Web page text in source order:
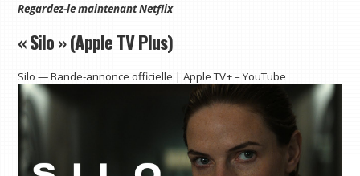
Regardez-le maintenantNetflix
« Silo » (Apple TV Plus)
Silo — Bande-annonce officielle | Apple TV+ – YouTube